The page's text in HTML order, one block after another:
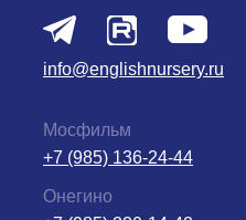
info@englishnursery.ru
Онегино
+7 (985) 136-24-44
Мосфильм